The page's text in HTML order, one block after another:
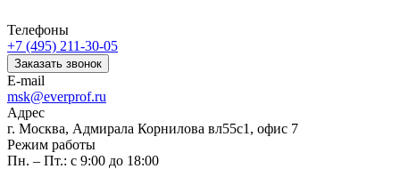
Телефоны
+7 (495) 211-30-05
Заказать звонок
E-mail
msk@everprof.ru
Адрес
г. Москва, Адмирала Корнилова вл55с1, офис 7
Режим работы
Пн. – Пт.: с 9:00 до 18:00